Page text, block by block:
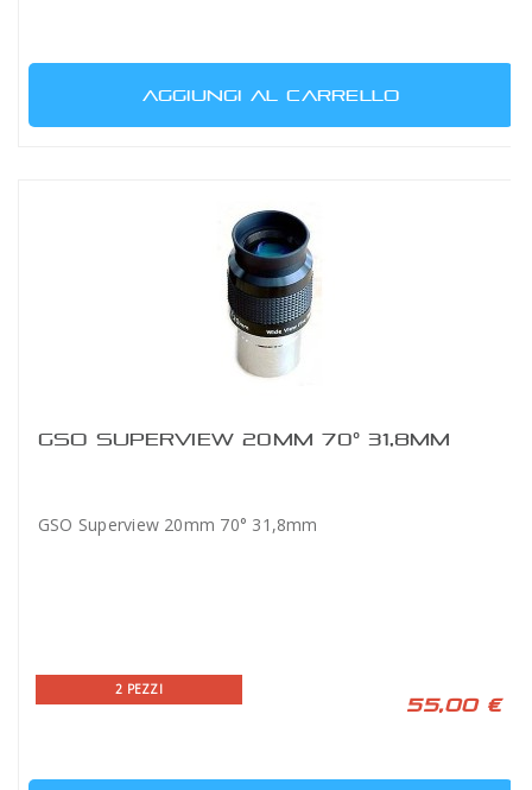
AGGIUNGI AL CARRELLO
GSO SUPERVIEW 20MM 70° 31,8MM
GSO Superview 20mm 70° 31,8mm
2 PEZZI
55,00 €